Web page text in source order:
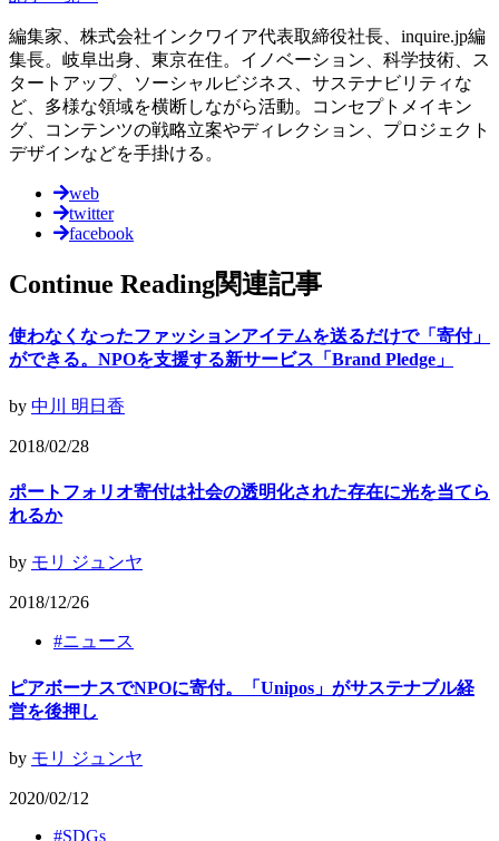
編集家、株式会社インクワイア代表取締役社長、inquire.jp編
集長。岐阜出身、東京在住。イノベーション、科学技術、ス
タートアップ、ソーシャルビジネス、サステナビリティな
ど、多様な領域を横断しながら活動。コンセプトメイキン
グ、コンテンツの戦略立案やディレクション、プロジェクト
デザインなどを手掛ける。
web
twitter
facebook
Continue Reading関連記事
使わなくなったファッションアイテムを送るだけで「寄付」
ができる。NPOを支援する新サービス「Brand Pledge」
by 中川 明日香
2018/02/28
ポートフォリオ寄付は社会の透明化された存在に光を当てら
れるか
by モリ ジュンヤ
2018/12/26
#ニュース
ピアボーナスでNPOに寄付。「Unipos」がサステナブル経
営を後押し
by モリ ジュンヤ
2020/02/12
#SDGs